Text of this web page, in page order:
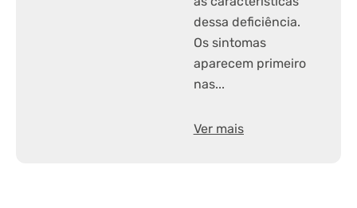
dessa deficiência.
Os sintomas
aparecem primeiro
nas...
Ver mais